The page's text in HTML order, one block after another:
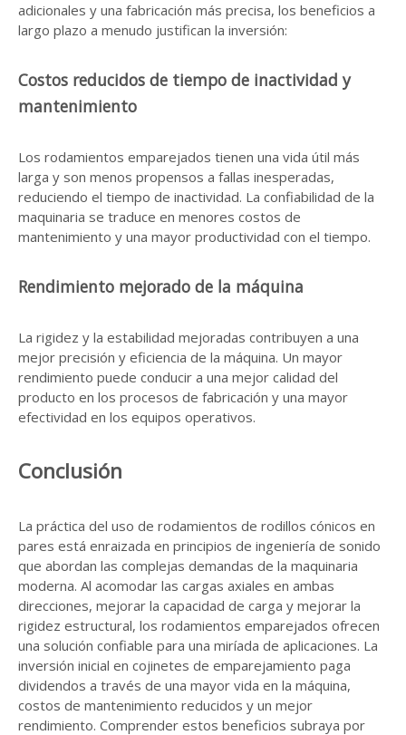
adicionales y una fabricación más precisa, los beneficios a
largo plazo a menudo justifican la inversión:
Costos reducidos de tiempo de inactividad y
mantenimiento
Los rodamientos emparejados tienen una vida útil más
larga y son menos propensos a fallas inesperadas,
reduciendo el tiempo de inactividad. La confiabilidad de la
maquinaria se traduce en menores costos de
mantenimiento y una mayor productividad con el tiempo.
Rendimiento mejorado de la máquina
La rigidez y la estabilidad mejoradas contribuyen a una
mejor precisión y eficiencia de la máquina. Un mayor
rendimiento puede conducir a una mejor calidad del
producto en los procesos de fabricación y una mayor
efectividad en los equipos operativos.
Conclusión
La práctica del uso de rodamientos de rodillos cónicos en
pares está enraizada en principios de ingeniería de sonido
que abordan las complejas demandas de la maquinaria
moderna. Al acomodar las cargas axiales en ambas
direcciones, mejorar la capacidad de carga y mejorar la
rigidez estructural, los rodamientos emparejados ofrecen
una solución confiable para una miríada de aplicaciones. La
inversión inicial en cojinetes de emparejamiento paga
dividendos a través de una mayor vida en la máquina,
costos de mantenimiento reducidos y un mejor
rendimiento. Comprender estos beneficios subraya por